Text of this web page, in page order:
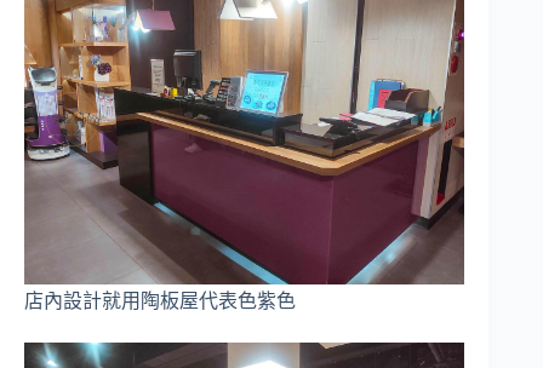
店內設計就用陶板屋代表色紫色